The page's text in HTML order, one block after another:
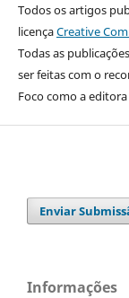
Todos os artigos
licençaCreative
Todas as
ser feitas com o
Foco como a
Enviar
Informações